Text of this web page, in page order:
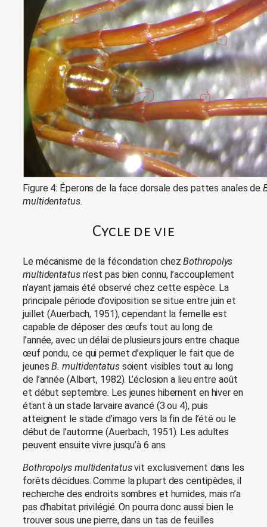
Figure 4: Éperons de la face dorsale des pattes anales de
multidentatus.
Cycle de vie
Le mécanisme de la fécondation chezBothropolys
multidentatusn’est pas bien connu, l’accouplement
n’ayant jamais été observé chez cette espèce. La
principale période d’oviposition se situe entre juin et
juillet (Auerbach, 1951), cependant la femelle est
capable de déposer des œufs tout au long de
l’année, avec un délai de plusieurs jours entre chaque
œuf pondu, ce qui permet d’expliquer le fait que de
jeunesB. multidentatussoient visibles tout au long
de l’année (Albert, 1982). L’éclosion a lieu entre août
et début septembre. Les jeunes hibernent en hiver en
étant à un stade larvaire avancé (3 ou 4), puis
atteignent le stade d’imago vers la fin de l’été ou le
début de l’automne (Auerbach, 1951). Les adultes
peuvent ensuite vivre jusqu’à 6 ans.
Bothropolys multidentatusvit exclusivement dans les
forêts décidues. Comme la plupart des centipèdes, il
recherche des endroits sombres et humides, mais n’a
pas d’habitat privilégié. On pourra donc aussi bien le
trouver sous une pierre, dans un tas de feuilles